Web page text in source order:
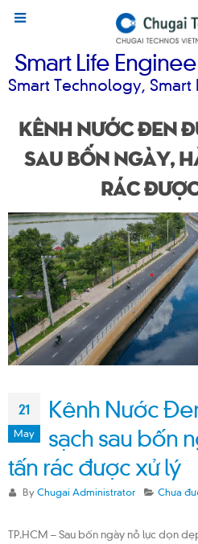
Smart Life
Smart Technology, Smart
Kênh Nước Đen
sau bốn ngày,
rác
21
May
Kênh Nước
sạch sau bốn
tấn rác được xử lý
ByChugai Administrator Chưa
TP.HCM – Sau bốn ngày nỗ lực dọn